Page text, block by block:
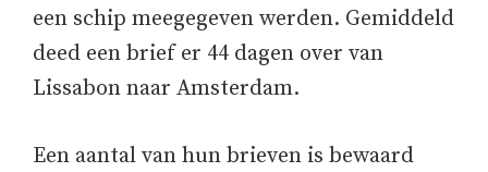
een schip meegegeven werden. Gemiddeld
deed een brief er 44 dagen over van
Lissabon naar Amsterdam.
Een aantal van hun brieven is bewaard